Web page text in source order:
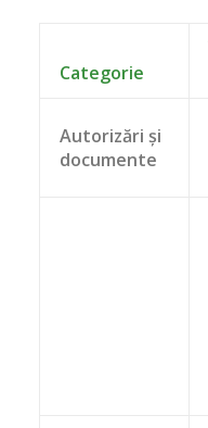
Categorie
Autorizări și
documente